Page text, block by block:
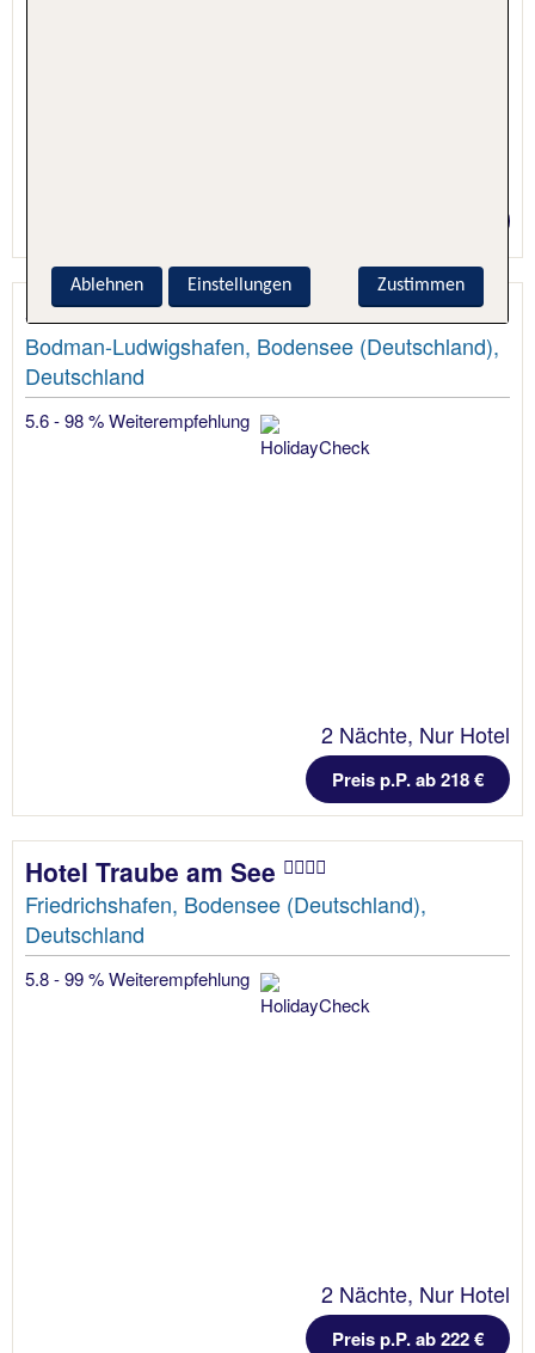
Seehotel Adler
Bodman-Ludwigshafen, Bodensee (Deutschland),
Deutschland
5.6 - 98 % Weiterempfehlung
2 Nächte, Nur Hotel
Preis p.P. ab 218 €
Hotel Traube am See
Friedrichshafen, Bodensee (Deutschland),
Deutschland
5.8 - 99 % Weiterempfehlung
2 Nächte, Nur Hotel
Preis p.P. ab 222 €
Zustimmen
Ablehnen Einstellungen